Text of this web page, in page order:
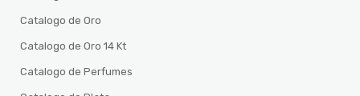
Catalogo de Oro
Catalogo de Oro 14 Kt
Catalogo de Perfumes